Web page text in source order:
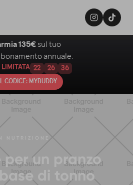
per un pranzo
di tonno
135€ sul tuo
annuale.
22 26 35
CODICE: MYBUDDY